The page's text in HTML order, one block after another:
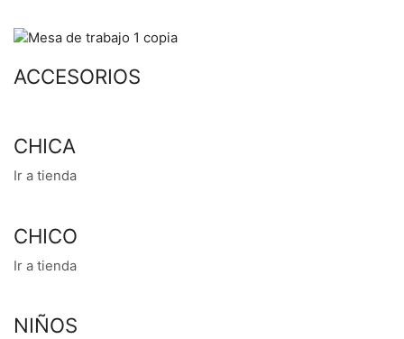
ACCESORIOS
CHICA
Ir a tienda
CHICO
Ir a tienda
NIÑOS